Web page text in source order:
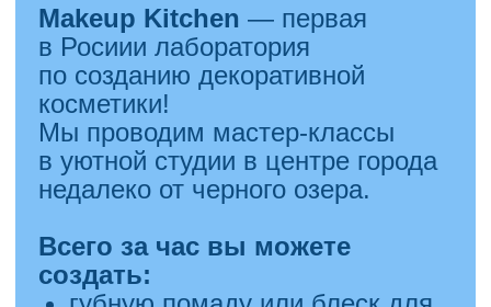
само обучение (5 дней) +
бесплатные посещения уроков
повторно в течение 6 месяцев
+ доступ к 3 м записанным
урокам по старту в сфере
массажа,
официальное удостоверение
о повышении квалификации
(которое заносится в гос.
реестр и Госуслуги) — можно
и переплат